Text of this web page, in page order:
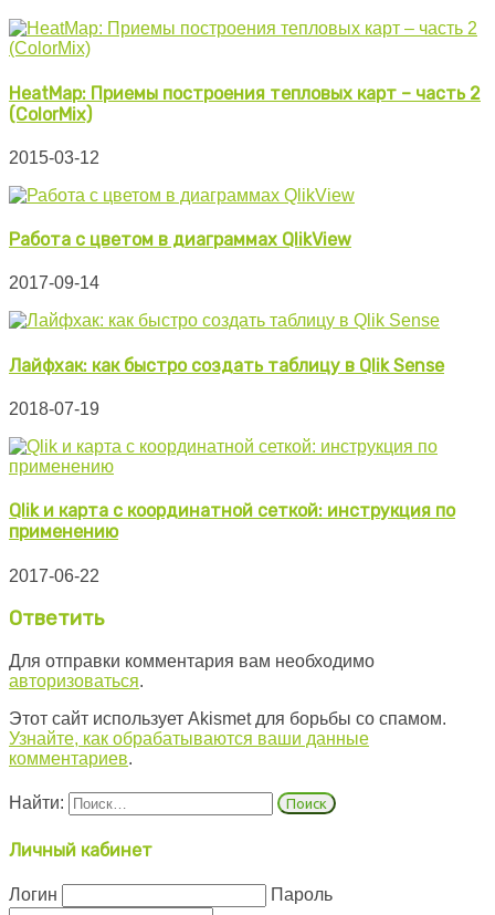
HeatMap: Приемы построения тепловых карт – часть 2
(ColorMix)
2015-03-12
Работа с цветом в диаграммах QlikView
2017-09-14
Лайфхак: как быстро создать таблицу в Qlik Sense
2018-07-19
Qlik и карта с координатной сеткой: инструкция по
применению
2017-06-22
Ответить
Для отправки комментария вам необходимо
авторизоваться.
Этот сайт использует Akismet для борьбы со спамом.
Узнайте, как обрабатываются ваши данные
комментариев.
Найти:
Личный кабинет
Логин Пароль